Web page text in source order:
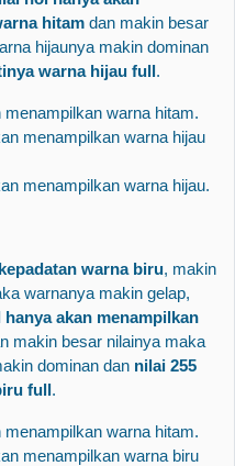
hitam dan makin besar
hijaunya makin dominan
warna hijau full.
menampilkan warna hitam.
menampilkan warna hijau
menampilkan warna hijau.
warna biru, makin
warnanya makin gelap,
hanya akan menampilkan
makin besar nilainya maka
dominan dan nilai 255
full.
menampilkan warna hitam.
menampilkan warna biru